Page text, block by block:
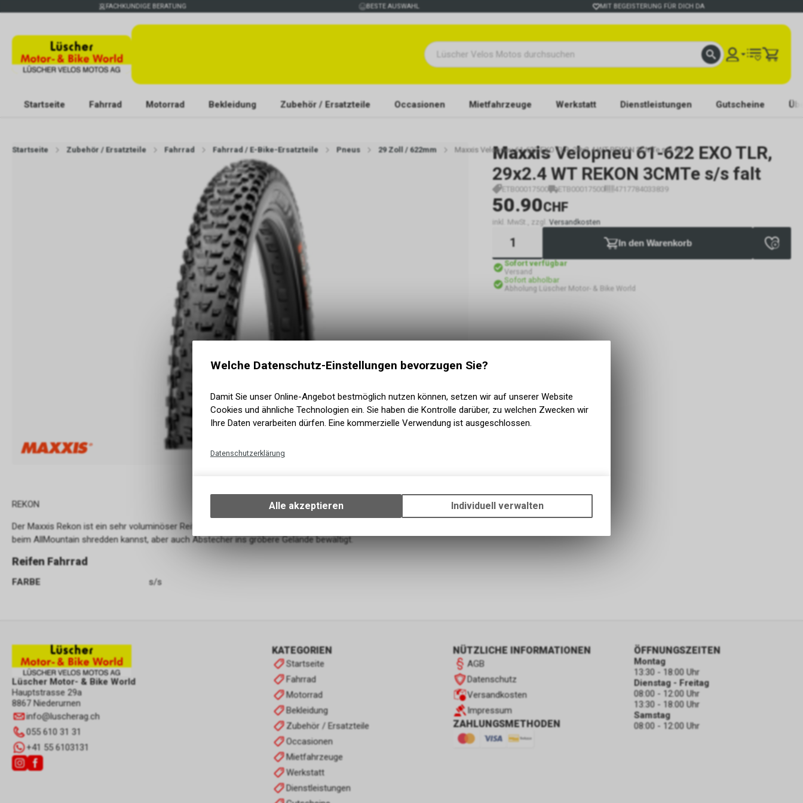
FACHKUNDIGE BERATUNG BESTE AUSWAHL MIT BEGEISTERUNG FÜR DICH DA
Startseite Fahrrad Motorrad Bekleidung Zubehör / Ersatzteile Occasionen Mietfahrzeuge Werkstatt Dienstleistungen Gutscheine
Startseite Zubehör / Ersatzteile Fahrrad Fahrrad / E-Bike-Ersatzteile Pneus 29 Zoll / 622mm Maxxis Velopneu 61-622 EXO TLR, 29x2.4 WT REKON 3CMTe s/s falt
Maxxis Velopneu 61-622 EXO TLR,
29x2.4 WT REKON 3CMTe s/s falt
ETB00017500 ETB00017500 4717784033839
50.90CHF
inkl. MwSt., zzgl. Versandkosten
In den Warenkorb
Sofort verfügbar
Versand
Sofort abholbar
Abholung Lüscher Motor- & Bike World
REKON
Der Maxxis Rekon ist ein sehr voluminöser Reifen, den du zur täglichen Tour verwenden kannst, eifrig im Wald und
beim AllMountain shredden kannst, aber auch Abstecher ins gröbere Gelände bewältigt.
Reifen Fahrrad
FARBE s/s
Lüscher Motor- & Bike World
Hauptstrasse 29a
8867 Niederurnen
info@luscherag.ch
055 610 31 31
+41 55 6103131
KATEGORIEN
Startseite
Fahrrad
Motorrad
Bekleidung
Zubehör / Ersatzteile
Occasionen
Mietfahrzeuge
Werkstatt
Dienstleistungen
NÜTZLICHE INFORMATIONEN
AGB
Datenschutz
Versandkosten
Impressum
ZAHLUNGSMETHODEN
ÖFFNUNGSZEITEN
Montag
13:30 - 18:00 Uhr
Dienstag - Freitag
08:00 - 12:00 Uhr
13:30 - 18:00 Uhr
Samstag
08:00 - 12:00 Uhr
Welche Datenschutz-Einstellungen bevorzugen Sie?
Damit Sie unser Online-Angebot bestmöglich nutzen können, setzen wir auf unserer Website
Cookies und ähnliche Technologien ein. Sie haben die Kontrolle darüber, zu welchen Zwecken wir
Ihre Daten verarbeiten dürfen. Eine kommerzielle Verwendung ist ausgeschlossen.
Datenschutzerklärung
Ihrem Gerät, um die grundlegenden Funktionen unseres Online-Angebots, wie die
Verwendung des Warenkorbs, zu ermöglichen. Bitte beachten Sie, dass die
zulassen.
Alle akzeptieren Individuell verwalten